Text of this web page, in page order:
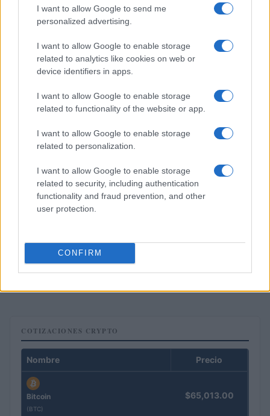
I want to allow Google to send me
personalized advertising.
I want to allow Google to enable storage
related to analytics like cookies on web or
device identifiers in apps.
I want to allow Google to enable storage
related to functionality of the website or app.
I want to allow Google to enable storage
related to personalization.
I want to allow Google to enable storage
related to security, including authentication
functionality and fraud prevention, and other
user protection.
CONFIRM
Brent cae un 8.3% y arrastra a las materias primas en agosto
Lucía Herrera · 6 Ago 2026
El petróleo Brent cae un 8.46% y arrastra a las materias
primas
COTIZACIONES CRYPTO
Nombre Precio
Bitcoin
(BTC)
$65,013.00